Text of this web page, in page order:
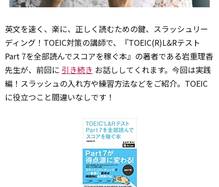
英文を速く、楽に、正しく読むための鍵、スラッシュリー
ディング！TOEIC対策の講師で、『TOEIC(R)L&Rテスト
Part 7を全部読んでスコアを稼ぐ本』の著者である岩重理香
先生が、前回に 引き続き お話ししてくれます。今回は実践
編！スラッシュの入れ方や練習方法などをご紹介。TOEIC
に役立つこと間違いなしです！